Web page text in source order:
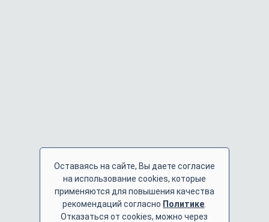
Оставаясь на сайте, Вы даете согласие
на использование cookies, которые
применяются для повышения качества
рекомендаций согласно Политике
Отказаться от cookies, можно через